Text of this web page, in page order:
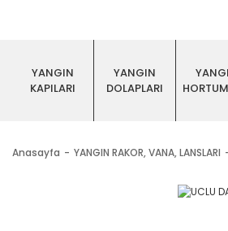
YANGIN
KAPILARI
YANGIN
DOLAPLARI
Anasayfa YANGIN RAKOR, VANA, LANSLARI